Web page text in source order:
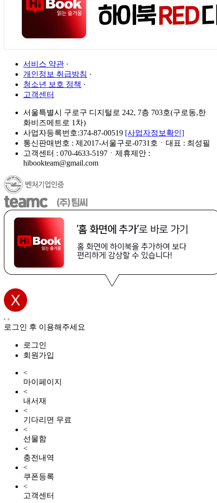
서비스 약관 ·
개인정보 취급방침 ·
청소년 보호 정책 ·
고객센터
서울특별시 구로구 디지털로 242, 7층 703호(구로동,한
화비즈메트로 1차)
사업자등록번호:374-87-00519 [사업자정보확인]
통신판매번호 : 제2017-서울구로-0731호ㆍ대표 : 최성필
고객센터 : 070-4633-5197ㆍ제휴제안 :
hibookteam@gmail.com
로그인 후 이용해주세요
로그인
회원가입
<
마이페이지
<
내서재
<
기다리면 무료
<
선물함
<
충전내역
<
쿠폰등록
<
고객센터